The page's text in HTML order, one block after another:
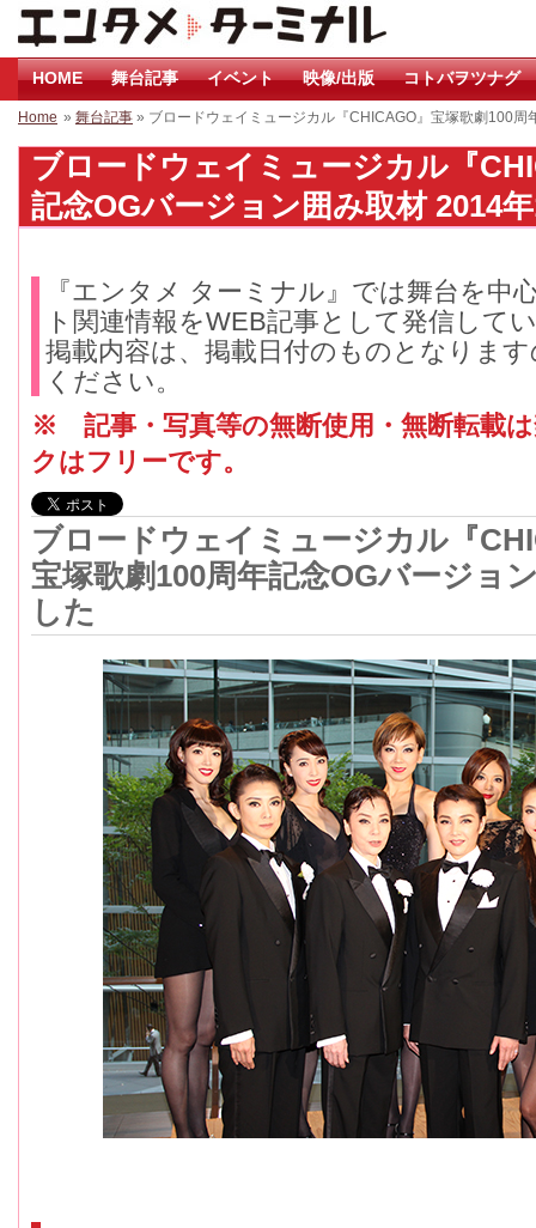
HOME 舞台記事 イベント 映像/出版 コトバヲツナグ
Home » 舞台記事 » ブロードウェイミュージカル『CHICAGO』宝塚歌劇100周
ブロードウェイミュージカル『
記念OGバージョン囲み取材 2014
『エンタメ ターミナル』では舞台を中
ト関連情報をWEB記事として発信して
掲載内容は、掲載日付のものとなりま
ください。
※ 記事・写真等の無断使用・無断転載
クはフリーです。
ブロードウェイミュージカル『
宝塚歌劇100周年記念OGバージ
した